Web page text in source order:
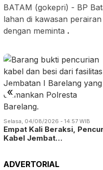
BATAM (gokepri) - BP
lahan di kawasan
dengan meminta .
«
Selasa, 04/08/2026 - 14:57 WIB
Empat Kali Beraksi,
Kabel Jembat…
ADVERTORIAL